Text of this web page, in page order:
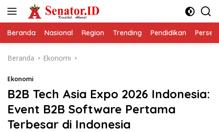
Beranda Nasional Region Trending Pendidikan
Beranda Ekonomi
Ekonomi
B2B Tech Asia Expo 2026 Indonesia:
Event B2B Software Pertama
Terbesar di Indonesia